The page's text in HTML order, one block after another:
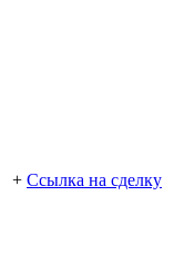
+ Ссылка на сделку